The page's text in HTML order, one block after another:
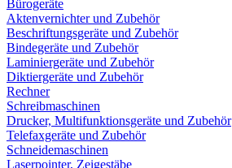
Bürogeräte
Aktenvernichter und Zubehör
Beschriftungsgeräte und Zubehör
Bindegeräte und Zubehör
Laminiergeräte und Zubehör
Diktiergeräte und Zubehör
Rechner
Schreibmaschinen
Drucker, Multifunktionsgeräte und Zubehör
Telefaxgeräte und Zubehör
Schneidemaschinen
Laserpointer, Zeigestäbe